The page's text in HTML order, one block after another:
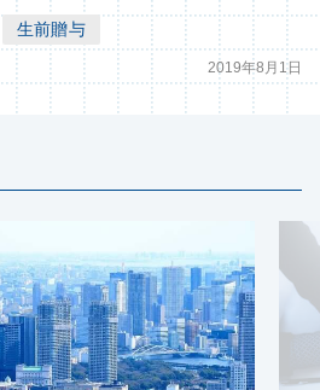
生前贈与
2019年8月1日